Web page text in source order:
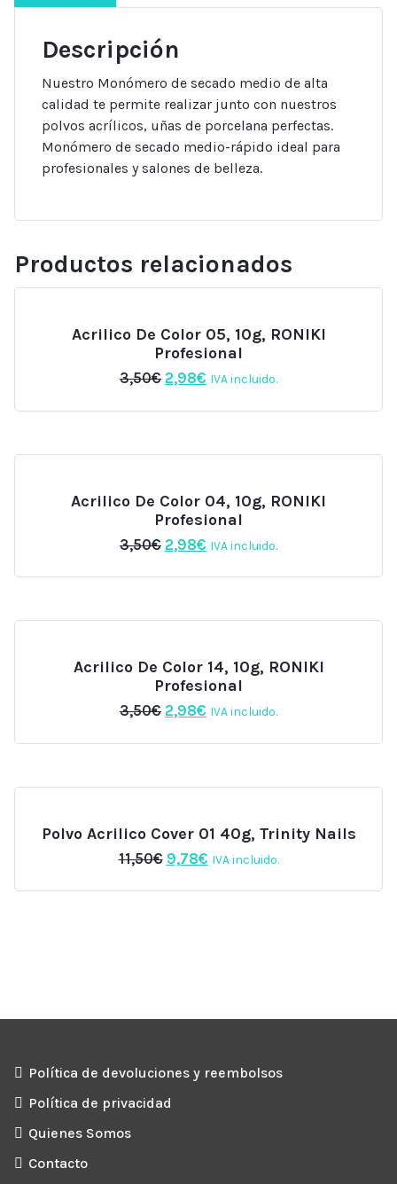
Descripción
Nuestro Monómero de secado medio de alta
calidad te permite realizar junto con nuestros
polvos acrílicos, uñas de porcelana perfectas.
Monómero de secado medio-rápido ideal para
profesionales y salones de belleza.
Productos relacionados
Acrilico De Color 05, 10g, RONIKI
Profesional
3,50€ El
original
2,98€ El
actual
IVA incluido.
Acrilico De Color 04, 10g, RONIKI
Profesional
3,50€ El
original
2,98€ El
actual
IVA incluido.
Acrilico De Color 14, 10g, RONIKI
Profesional
3,50€ El
original
2,98€ El
actual
IVA incluido.
Polvo Acrilico Cover 01 40g, Trinity Nails
11,50€ El
original
9,78€El
actual
IVA incluido.
Política de devoluciones y reembolsos
Política de privacidad
Quienes Somos
Contacto